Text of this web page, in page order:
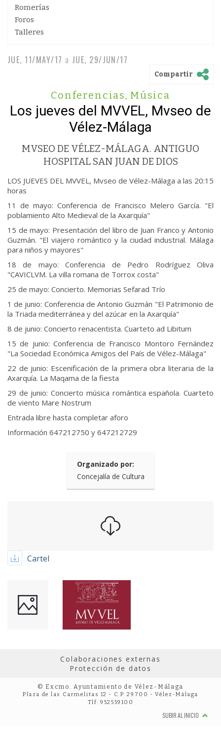
Romerías
Foros
Talleres
JUE, 11/MAY/17 a JUE, 29/JUN/17
Compartir
Conferencias, Música
Los jueves del MVVEL, Mvseo de
Vélez-Málaga
MVSEO DE VÉLEZ-MÁLAGA. ANTIGUO
HOSPITAL SAN JUAN DE DIOS
LOS JUEVES DEL MVVEL, Mvseo de Vélez-Málaga a las 20:15
horas
11 de mayo: Conferencia de Francisco Melero García. "El
poblamiento Alto Medieval de la Axarquía"
15 de mayo: Presentación del libro de Juan Franco y Antonio
Guzmán. "El viajero romántico y la ciudad industrial. Málaga
para niños y mayores"
18 de mayo: Conferencia de Pedro Rodríguez Oliva
"CAVICLVM. La villa romana de Torrox costa"
25 de mayo: Concierto. Memorias Sefarad Trío
1 de junio: Conferencia de Antonio Guzmán "El Patrimonio de
la Triada mediterránea y del azúcar en la Axarquía"
8 de junio: Concierto renacentista. Cuarteto ad Libitum
15 de junio: Conferencia de Francisco Montoro Fernández
"La Sociedad Económica Amigos del País de Vélez-Málaga"
22 de junio: Escenificación de la primera obra literaria de la
Axarquía. La Maqama de la fiesta
29 de junio: Concierto música romántica española. Cuarteto
de viento Mare Nostrum
Entrada libre hasta completar aforo
Información 647212750 y 647212729
Organizado por:
Concejalía de Cultura
Cartel
Colaboraciones externas
Protección de datos
© Excmo. Ayuntamiento de Vélez-Málaga
Plaza de las Carmelitas 12 - C.P. 29700 - Vélez-Málaga
Tlf: 952559100
SUBIR AL INICIO